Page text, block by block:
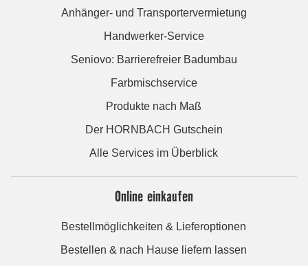
Anhänger- und Transportervermietung
Handwerker-Service
Seniovo: Barrierefreier Badumbau
Farbmischservice
Produkte nach Maß
Der HORNBACH Gutschein
Alle Services im Überblick
Online einkaufen
Bestellmöglichkeiten & Lieferoptionen
Bestellen & nach Hause liefern lassen